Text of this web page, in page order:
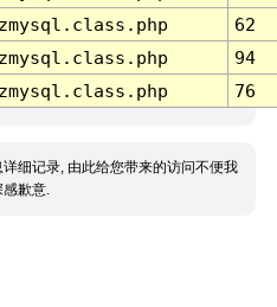
62
94
76
细记录, 由此给您带来的访问不便我
感歉意.